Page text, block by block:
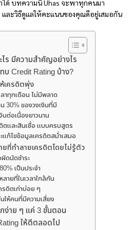
ด้ บทความนี้ Uhas จะพาทุกคนมา
และวิธีดูแลให้คะแนนของคุณดีอยู่เสมอกัน
ร มีความสำคัญอย่างไร
Credit Rating บ้าง?
เครดิตพุ่ง
าทุกเดือน ไม่มีพลาด
น 30% ของวงเงินที่มี
นต่อเนื่องยาวนาน
ตและสินเชื่อ แบบครบสูตร
ก้ไขข้อมูลเครดิตสม่ำเสมอ
ที่ทำลายเครดิตโดยไม่รู้ตัว
ดนัดชำระ
เป็นประจำ
ายที่ในเวลาใกล้กัน
ดิตเก่าบ่อย ๆ
ให้คนที่มีความเสี่ยง
ง่าย ๆ แค่ 3 ขั้นตอน
ให้ดีตลอดไป